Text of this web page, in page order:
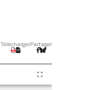
TéléchargerPartager